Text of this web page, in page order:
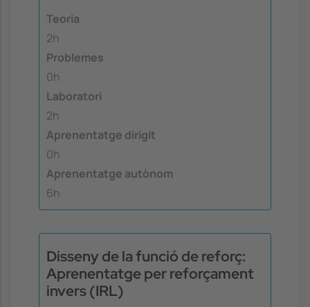
Teoria
2h
Problemes
0h
Laboratori
2h
Aprenentatge dirigit
0h
Aprenentatge autònom
6h
Disseny de la funció de reforç:
Aprenentatge per reforçament
invers (IRL)